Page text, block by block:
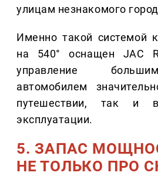
улицам незнакомого
Именно такой системой
на 540° оснащен JAC
управление
автомобилем
путешествии, так и в
эксплуатации.
5. ЗАПАС
НЕ ТОЛЬКО ПРО